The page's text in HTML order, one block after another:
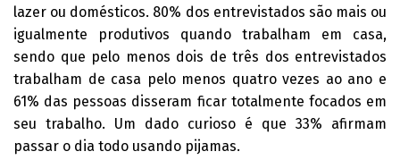
lazer ou domésticos. 80% dos entrevistados são mais ou
igualmente produtivos quando trabalham em casa,
sendo que pelo menos dois de três dos entrevistados
trabalham de casa pelo menos quatro vezes ao ano e
61% das pessoas disseram ficar totalmente focados em
seu trabalho. Um dado curioso é que 33% afirmam
passar o dia todo usando pijamas.